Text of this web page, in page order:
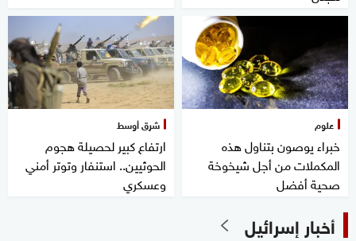
علوم
خبراء يوصون بتناول هذه
المكملات من أجل شيخوخة
صحية أفضل
شرق أوسط
ارتفاع كبير لحصيلة هجوم
الحوثيين.. استنفار وتوتر أمني
وعسكري
أخبار إسرائيل